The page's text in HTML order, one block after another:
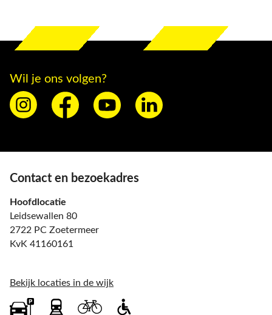
Wil je ons volgen?
Contact en bezoekadres
Hoofdlocatie
Leidsewallen 80
2722 PC Zoetermeer
KvK 41160161
Bekijk locaties in de wijk